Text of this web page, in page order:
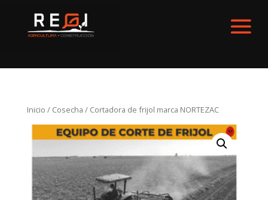
Inicio / Cosecha / Cortadora de frijol marca NORTEZAC